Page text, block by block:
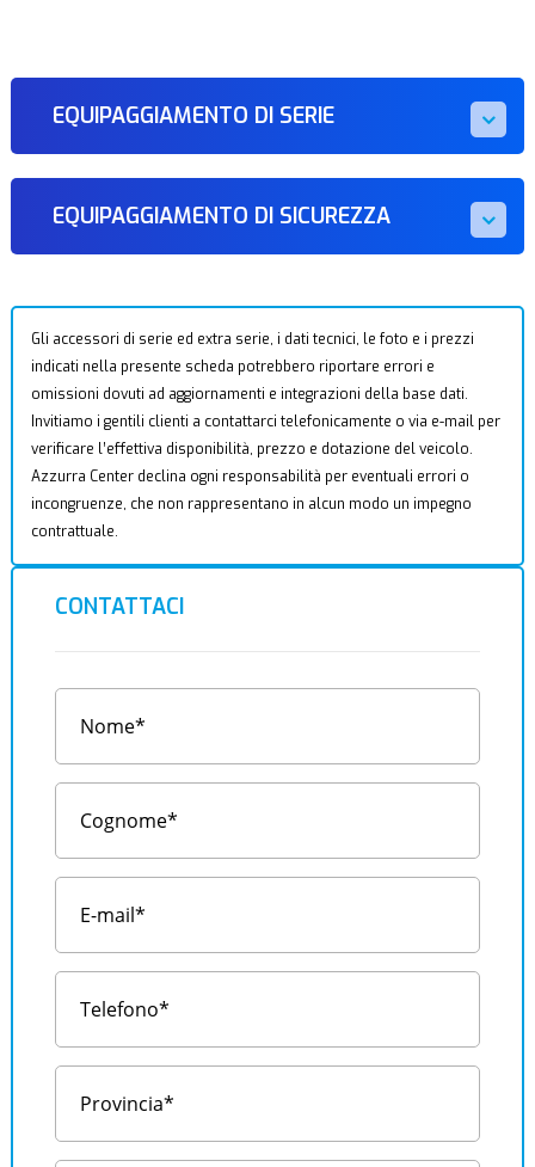
EQUIPAGGIAMENTO DI SERIE
EQUIPAGGIAMENTO DI SICUREZZA
Gli accessori di serie ed extra serie, i dati tecnici, le foto e i prezzi
indicati nella presente scheda potrebbero riportare errori e
omissioni dovuti ad aggiornamenti e integrazioni della base dati.
Invitiamo i gentili clienti a contattarci telefonicamente o via e-mail per
verificare l’effettiva disponibilità, prezzo e dotazione del veicolo.
Azzurra Center declina ogni responsabilità per eventuali errori o
incongruenze, che non rappresentano in alcun modo un impegno
contrattuale.
CONTATTACI